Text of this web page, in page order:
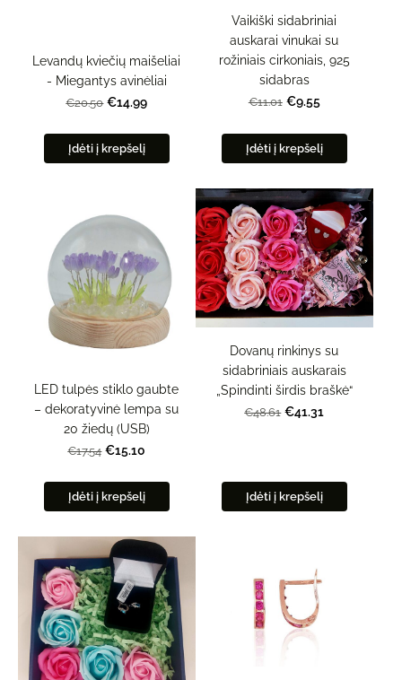
Levandų kviečių maišeliai
- Miegantys avinėliai
€20.50 €14.99
Įdėti į krepšelį
Vaikiški sidabriniai
auskarai vinukai su
rožiniais cirkoniais, 925
sidabras
€11.01 €9.55
Įdėti į krepšelį
LED tulpės stiklo gaubte
– dekoratyvinė lempa su
20 žiedų (USB)
€17.54 €15.10
Įdėti į krepšelį
Dovanų rinkinys su
sidabriniais auskarais
„Spindinti širdis braškė“
€48.61 €41.31
Įdėti į krepšelį